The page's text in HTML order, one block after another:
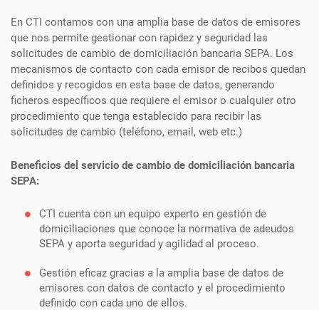
En CTI contamos con una amplia base de datos de emisores
que nos permite gestionar con rapidez y seguridad las
solicitudes de cambio de domiciliación bancaria SEPA. Los
mecanismos de contacto con cada emisor de recibos quedan
definidos y recogidos en esta base de datos, generando
ficheros específicos que requiere el emisor o cualquier otro
procedimiento que tenga establecido para recibir las
solicitudes de cambio (teléfono, email, web etc.)
Beneficios del servicio de cambio de domiciliación bancaria
SEPA:
CTI cuenta con un equipo experto en gestión de
domiciliaciones que conoce la normativa de adeudos
SEPA y aporta seguridad y agilidad al proceso.
Gestión eficaz gracias a la amplia base de datos de
emisores con datos de contacto y el procedimiento
definido con cada uno de ellos.